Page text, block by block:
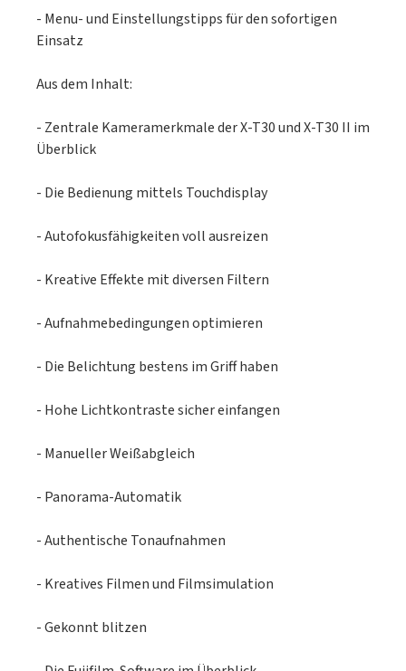
- Menu- und Einstellungstipps für den sofortigen
Einsatz
Aus dem Inhalt:
- Zentrale Kameramerkmale der X-T30 und X-T30 II im
Überblick
- Die Bedienung mittels Touchdisplay
- Autofokusfähigkeiten voll ausreizen
- Kreative Effekte mit diversen Filtern
- Aufnahmebedingungen optimieren
- Die Belichtung bestens im Griff haben
- Hohe Lichtkontraste sicher einfangen
- Manueller Weißabgleich
- Panorama-Automatik
- Authentische Tonaufnahmen
- Kreatives Filmen und Filmsimulation
- Gekonnt blitzen